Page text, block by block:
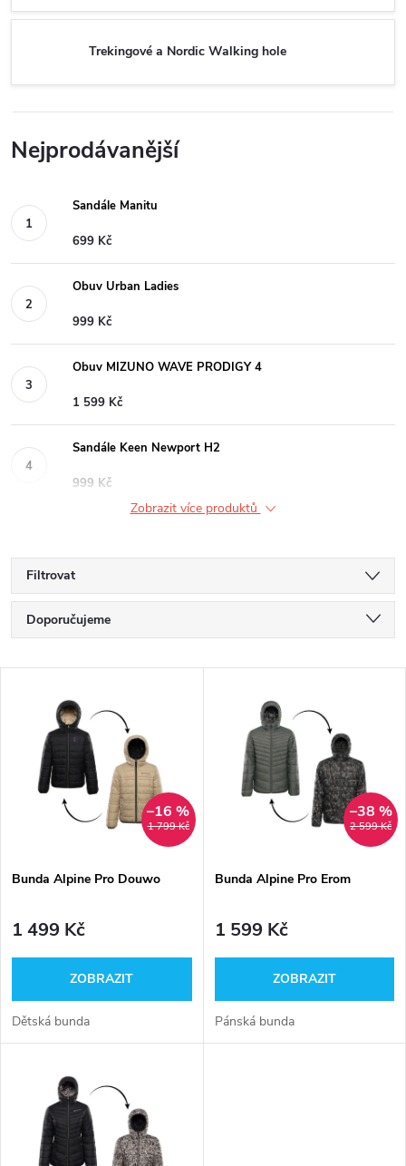
Trekingové a Nordic Walking hole
Nejprodávanější
Sandále Manitu
699 Kč
Obuv Urban Ladies
999 Kč
Obuv MIZUNO WAVE PRODIGY 4
1 599 Kč
Sandále Keen Newport H2
999 Kč
Zobrazit více produktů
Filtrovat
Ř
a
p
r
d
Doporučujeme
Nejprodávanější
Abecedně
s
p
r
o
d
1 799 Kč
–16 %
Bunda Alpine Pro Douwo
1 499 Kč
ZOBRAZIT
Dětská bunda
2 599 Kč
–38 %
Bunda Alpine Pro Erom
1 599 Kč
ZOBRAZIT
Pánská bunda